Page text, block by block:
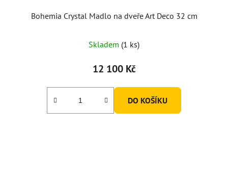
Bohemia Crystal Madlo na dveře Art Deco 32 cm
Skladem (1 ks)
12 100 Kč
DO KOŠÍKU